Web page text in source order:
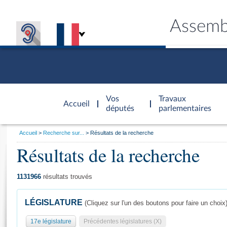
Accueil
d'accueil
Vos
députés
Travaux
parlementaires
Général
Vous
Accueil Recherche sur... Résultats de la recherche
Résultats de la recherche
1131966 résultats trouvés
LÉGISLATURE (Cliquez sur l'un des boutons pour faire un choix)
17e législature Précédentes législatures (X)